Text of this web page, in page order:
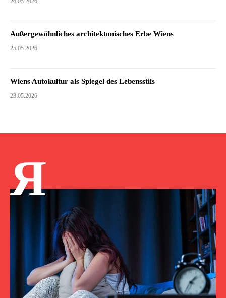
Außergewöhnliches architektonisches Erbe Wiens
25.05.2026
Wiens Autokultur als Spiegel des Lebensstils
23.05.2026
Я